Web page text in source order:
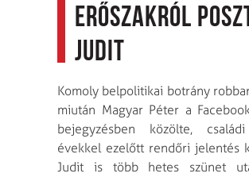
erőszakról
Judit
Komoly belpolitikai botrány
miután Magyar Péter a
bejegyzésben közölte,
évekkel ezelőtt rendőri jelentés
Judit is több hetes szünet